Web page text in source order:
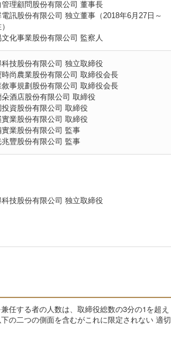
管理顧問股份有限公司 董事長
訊股份有限公司 独立董事（2018年6月27日～
文化事業股份有限公司 監察人
科技股份有限公司 独立取締役
時尚農業股份有限公司 取締役会長
敘事規劃股份有限公司 取締役会長
朵酒店股份有限公司 取締役
投資股份有限公司 取締役
實業股份有限公司 取締役
實業股份有限公司 監事
兆豐股份有限公司 監事
科技股份有限公司 独立取締役
任する者の人数は、取締役総数の3分の1を超え
の二つの側面を含むがこれに限定されない 適切